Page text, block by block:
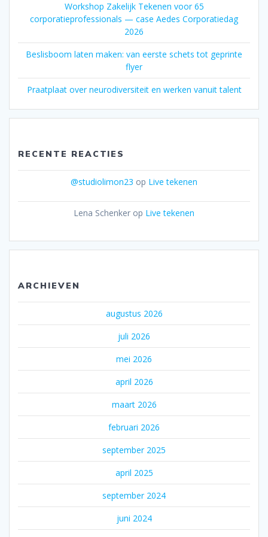
Workshop Zakelijk Tekenen voor 65
corporatieprofessionals — case Aedes Corporatiedag
2026
Beslisboom laten maken: van eerste schets tot geprinte
flyer
Praatplaat over neurodiversiteit en werken vanuit talent
RECENTE REACTIES
@studiolimon23 op Live tekenen
Lena Schenker op Live tekenen
ARCHIEVEN
augustus 2026
juli 2026
mei 2026
april 2026
maart 2026
februari 2026
september 2025
april 2025
september 2024
juni 2024